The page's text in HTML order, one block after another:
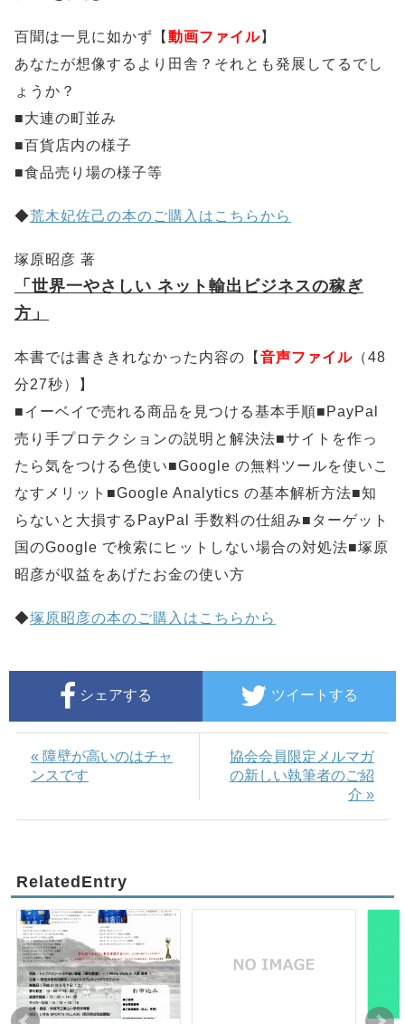
百聞は一見に如かず【 動画ファイル】
あなたが想像するより田舎？それとも発展してるでし
ょうか？
■大連の町並み
■百貨店内の様子
■食品売り場の様子等
◆荒木妃佐己の本のご購入はこちらから
塚原昭彦 著
「世界一やさしい ネット輸出ビジネスの稼ぎ
方」
本書では書ききれなかった内容の【 音声ファイル （48
分27秒）】
■イーベイで売れる商品を見つける基本手順■PayPal
売り手プロテクションの説明と解決法■サイトを作っ
たら気をつける色使い■Google の無料ツールを使いこ
なすメリット■Google Analytics の基本解析方法■知
らないと大損するPayPal 手数料の仕組み■ターゲット
国のGoogle で検索にヒットしない場合の対処法■塚原
昭彦が収益をあげたお金の使い方
◆塚原昭彦の本のご購入はこちらから
シェアする ツイートする
« 障壁が高いのはチャ
ンスです
協会会員限定メルマガ
の新しい執筆者のご紹
介 »
RelatedEntry